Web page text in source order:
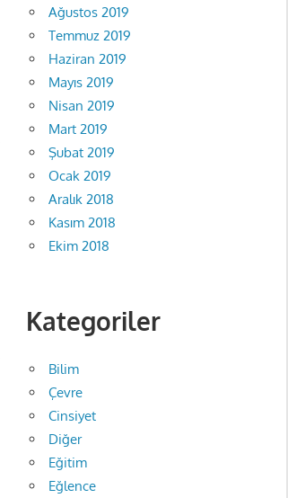
Ağustos 2019
Temmuz 2019
Haziran 2019
Mayıs 2019
Nisan 2019
Mart 2019
Şubat 2019
Ocak 2019
Aralık 2018
Kasım 2018
Ekim 2018
Kategoriler
Bilim
Çevre
Cinsiyet
Diğer
Eğitim
Eğlence